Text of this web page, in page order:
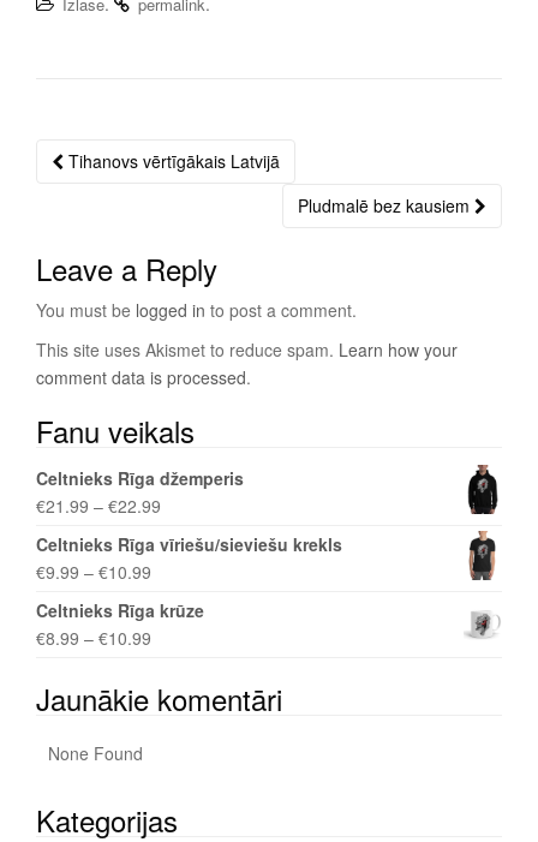
Post
Tihanovs vērtīgākais Latvijā
Pludmalē bez kausiem
Leave a Reply
You must be logged in to post a comment.
This site uses Akismet to reduce spam. Learn how your
comment data is processed.
Fanu veikals
Celtnieks Rīga džemperis
€21.99 – €22.99
Celtnieks Rīga vīriešu/sieviešu krekls
€9.99 – €10.99
Celtnieks Rīga krūze
€8.99 – €10.99
Jaunākie komentāri
None Found
Kategorijas